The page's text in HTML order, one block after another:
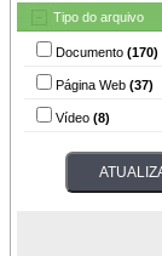
Tipo do arquivo
Documento (170)
Página Web (37)
Vídeo (8)